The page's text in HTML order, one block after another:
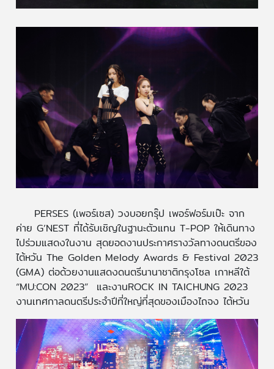
PERSES (เพอร์เซส) วงบอยกรุ๊ป เพอร์ฟอร์มเป๊ะ จาก
ค่าย G’NEST ที่ได้รับเชิญในฐานะตัวแทน T-POP ให้เดินทาง
ไปร่วมแสดงในงาน สุดยอดงานประกาศรางวัลทางดนตรีของ
ไต้หวัน The Golden Melody Awards & Festival 2023
(GMA) ต่อด้วยงานแสดงดนตรีนานาชาติกรุงโซล เกาหลีใต้
“MU:CON 2023” และงานROCK IN TAICHUNG 2023
งานเทศกาลดนตรีประจำปีที่ใหญ่ที่สุดของเมืองไถจง ไต้หวัน